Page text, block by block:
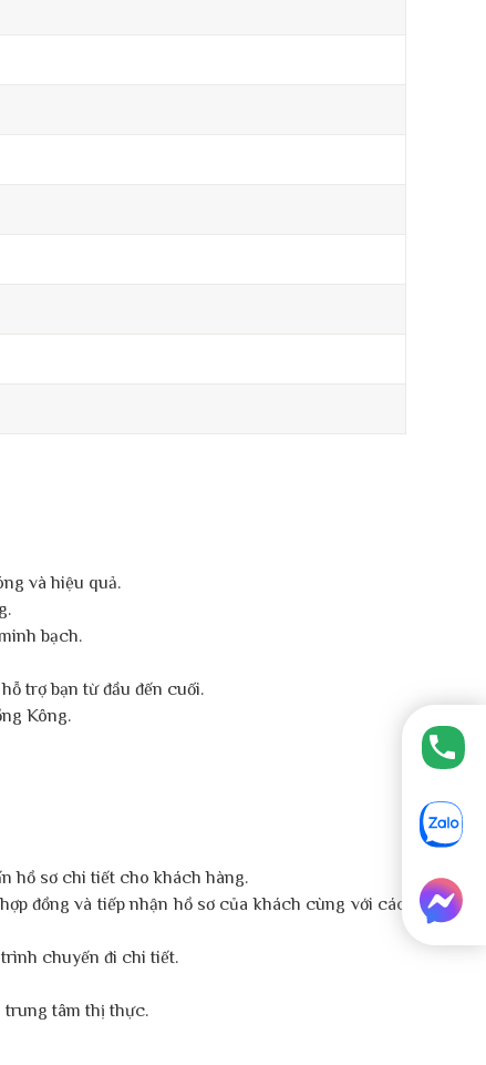
và hiệu quả.
bạch.
trợ bạn từ đầu đến cuối.
Kông.
hồ sơ chi tiết cho khách hàng.
đồng và tiếp nhận hồ sơ của khách cùng với các
chuyến đi chi tiết.
trung tâm thị thực.